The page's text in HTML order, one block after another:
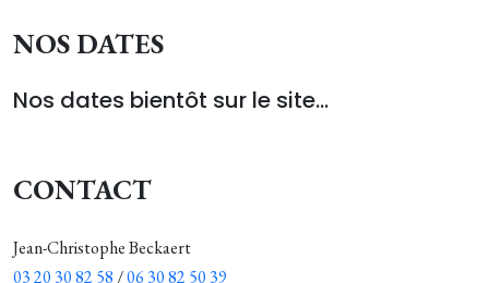
NOS DATES
Nos dates bientôt sur le site...
CONTACT
Jean-Christophe Beckaert
03 20 30 82 58 /06 30 82 50 39